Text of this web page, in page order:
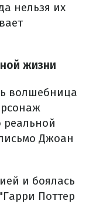
нельзя их
жизни
волшебница
реальной
Джоан
и боялась
Поттер